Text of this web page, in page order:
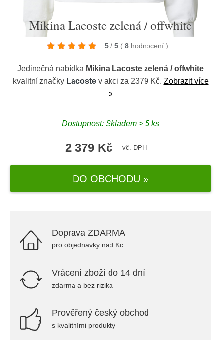
Mikina Lacoste zelená / offwhite
5 / 5 ( 8 hodnocení )
Jedinečná nabídka Mikina Lacoste zelená / offwhite
kvalitní značky Lacostev akci za 2379 Kč. Zobrazit více
»
Dostupnost: Skladem > 5 ks
2 379 Kč vč. DPH
DO OBCHODU »
Doprava ZDARMA
pro objednávky nad Kč
Vrácení zboží do 14 dní
zdarma a bez rizika
Prověřený český obchod
s kvalitními produkty